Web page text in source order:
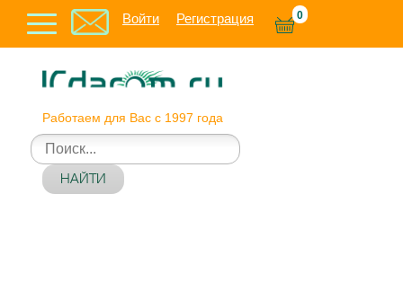
Войти Регистрация 0
Работаем для Вас с 1997 года
НАЙТИ